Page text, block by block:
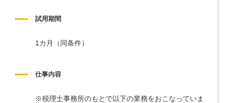
試用期間
1カ月（同条件）
仕事内容
※税理士事務所のもとで以下の業務をおこなっていま